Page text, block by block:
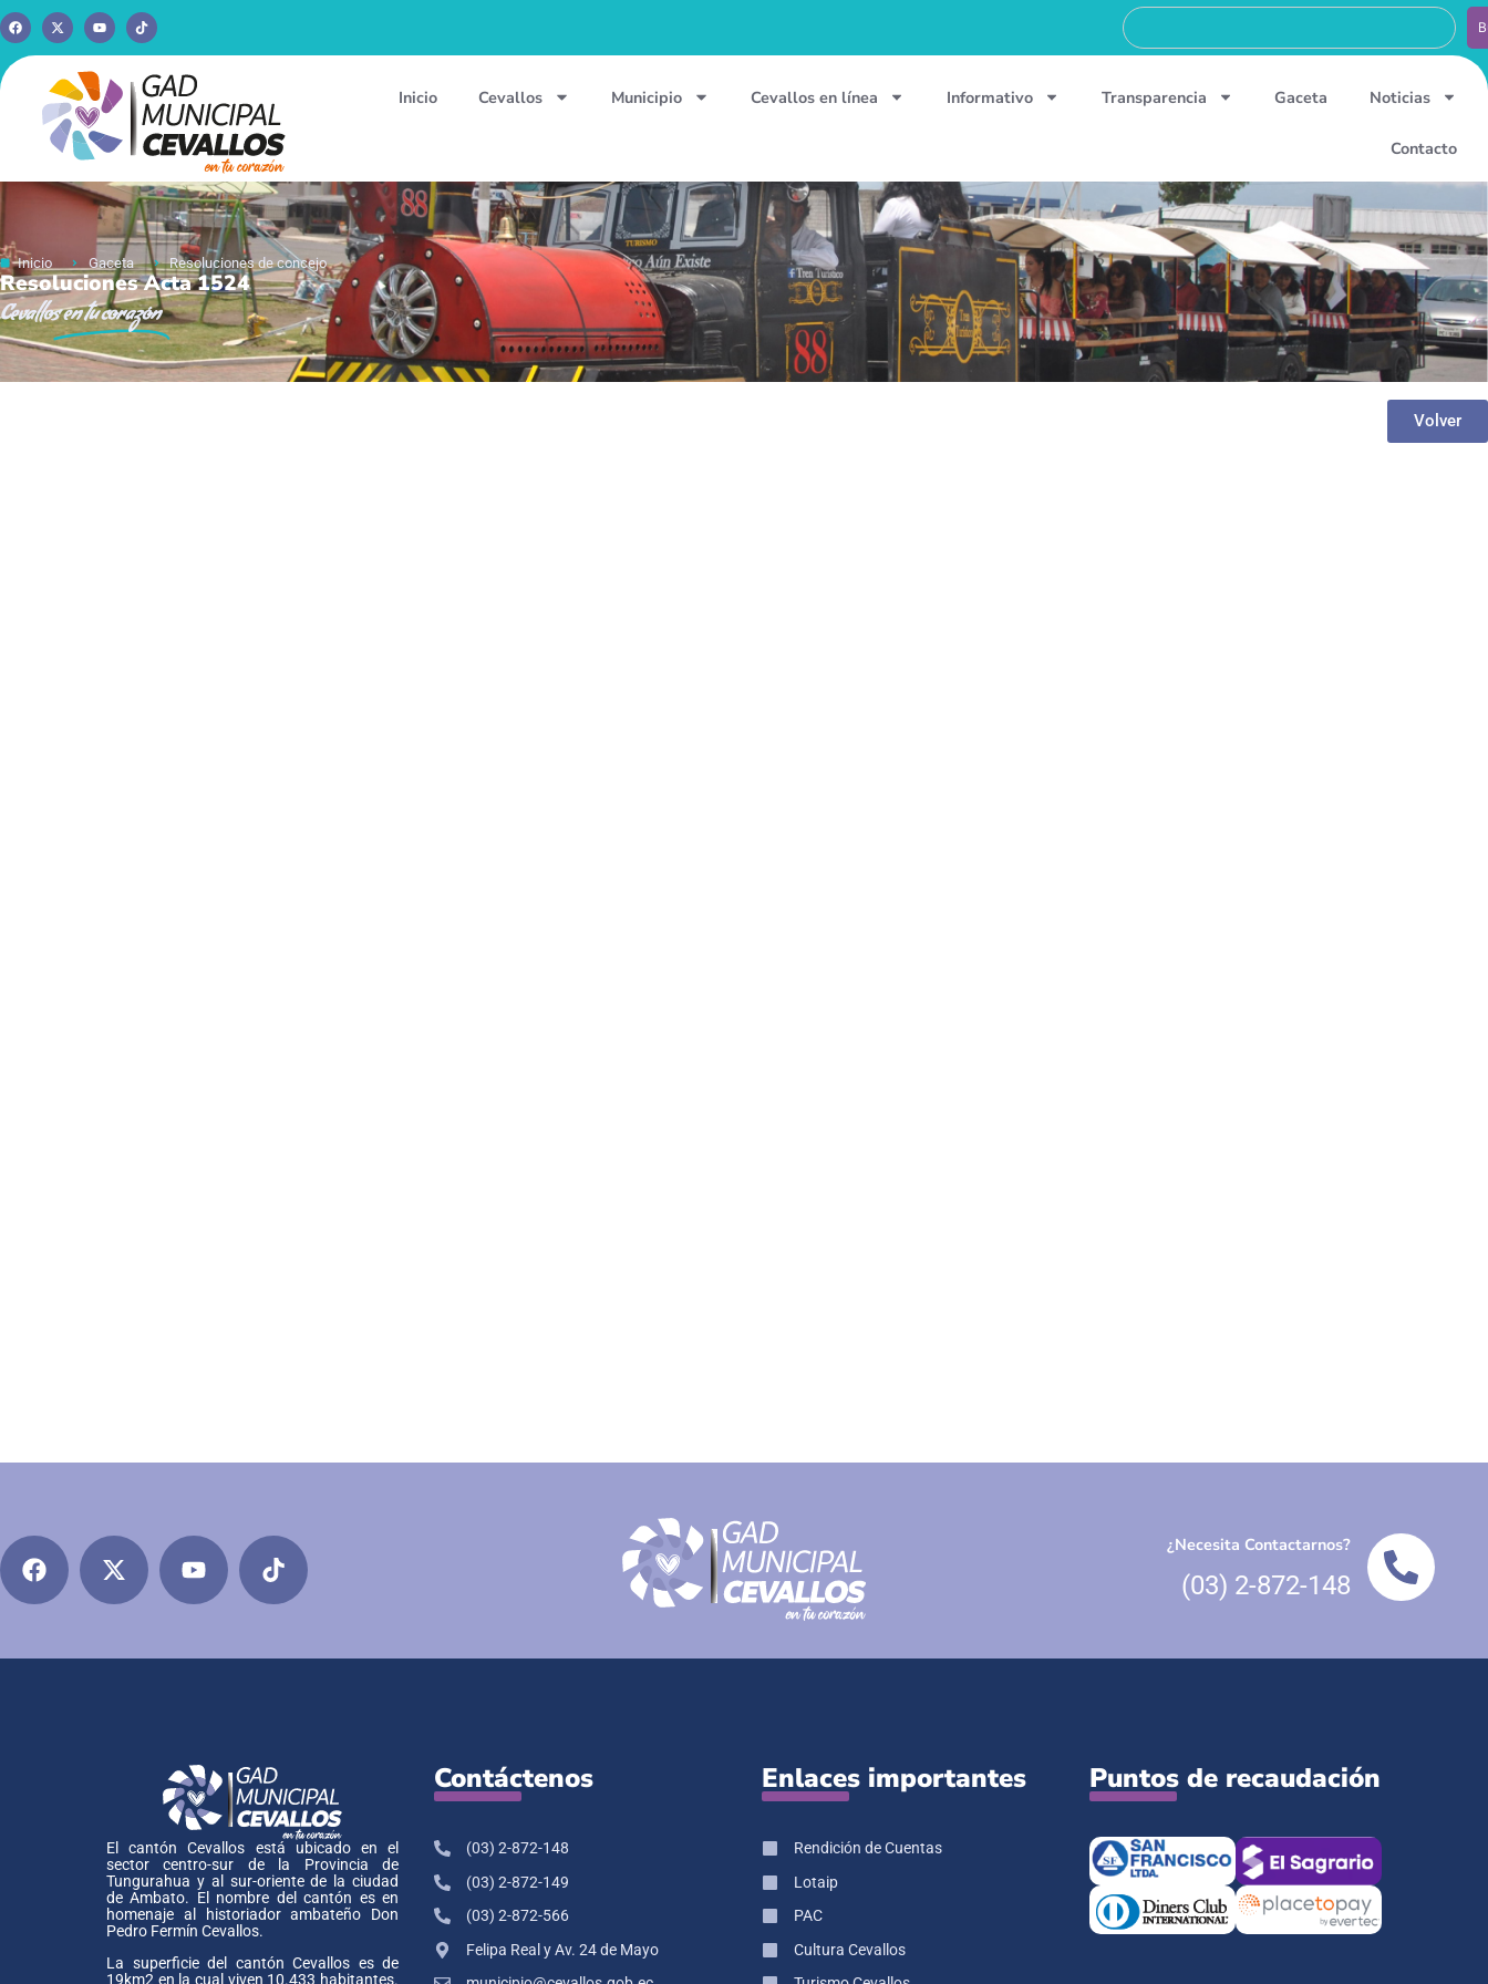
Inicio Cevallos Municipio Cevallos en línea Informativo Transparencia Gaceta Noticias
Contacto
Inicio Gaceta Resoluciones de concejo
Resoluciones Acta 1524
Cevallosen tu corazón
Volver
¿Necesita Contactarnos?
(03) 2-872-148
El cantón Cevallos está ubicado en el
sector centro-sur de la Provincia de
Tungurahua y al sur-oriente de la ciudad
de Ambato. El nombre del cantón es en
homenaje al historiador ambateño Don
Pedro Fermín Cevallos.
La superficie del cantón Cevallos es de
Contáctenos
(03) 2-872-148
(03) 2-872-149
(03) 2-872-566
Felipa Real y Av. 24 de Mayo
Enlaces importantes
Rendición de Cuentas
Lotaip
PAC
Cultura Cevallos
Puntos de recaudación